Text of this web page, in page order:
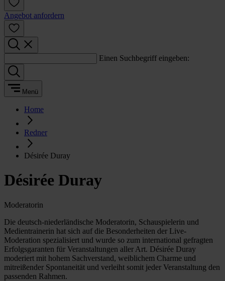
Angebot anfordern
Einen Suchbegriff eingeben:
Menü
Home
Redner
Désirée Duray
Désirée Duray
Moderatorin
Die deutsch-niederländische Moderatorin, Schauspielerin und
Medientrainerin hat sich auf die Besonderheiten der Live-
Moderation spezialisiert und wurde so zum international gefragten
Erfolgsgaranten für Veranstaltungen aller Art. Désirée Duray
moderiert mit hohem Sachverstand, weiblichem Charme und
mitreißender Spontaneität und verleiht somit jeder Veranstaltung den
passenden Rahmen.